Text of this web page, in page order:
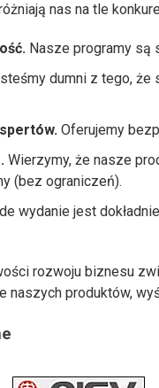
nas na tle
Nasze programy są
dumni z tego, że
Oferujemy
Wierzymy, że nasze
(bez ograniczeń).
wydanie jest
rozwoju biznesu
produktów,